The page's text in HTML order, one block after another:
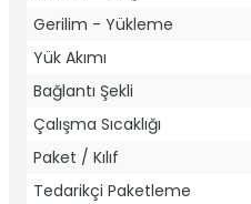
Gerilim - Yükleme
Yük Akımı
Bağlantı Şekli
Çalışma Sıcaklığı
Paket / Kılıf
Tedarikçi Paketleme